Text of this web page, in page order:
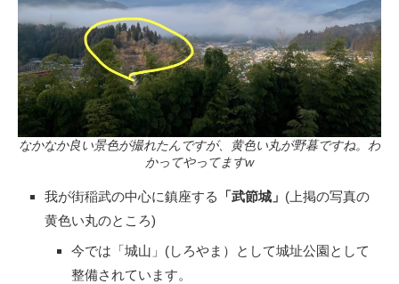
なかなか良い景色が撮れたんですが、黄色い丸が野暮ですね。わ
かってやってますw
我が街稲武の中心に鎮座する 「武節城」 (上掲の写真の
黄色い丸のところ)
今では「城山」(しろやま）として城址公園として
整備されています。